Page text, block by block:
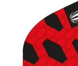
TOKOK